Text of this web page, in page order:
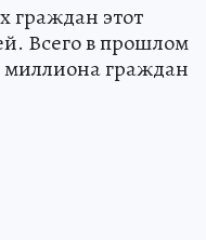
этот
Всего в прошлом
миллиона граждан